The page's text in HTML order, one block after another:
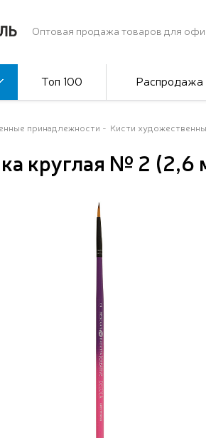
Оптовая продажа товаров для
Топ 100 Распродажа
принадлежности Кисти
круглая № 2 (2,6